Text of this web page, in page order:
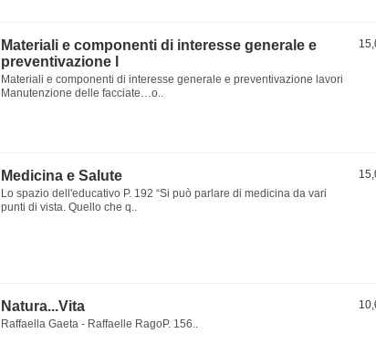
Materiali e componenti di interesse generale e
preventivazione l
Materiali e componenti di interesse generale e preventivazione lavori
Manutenzione delle facciate…o..
Medicina e Salute
Lo spazio dell'educativo P. 192 “Si può parlare di medicina da vari
punti di vista. Quello che q..
Natura...Vita
Raffaella Gaeta - Raffaelle RagoP. 156..